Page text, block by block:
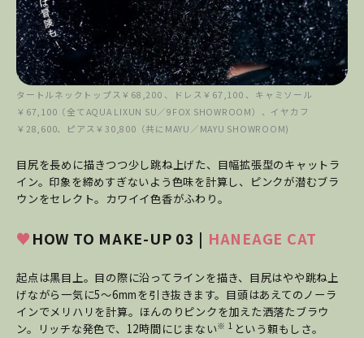
タートルネックトップス￥68,200 、ドレス￥67,100 、キャミソール
￥67,100（全てAQUA LIXUN SU／9FOX SHOWROOM）、イヤカフ
￥28,600、ピアス￥30,800（共にMAYU／MAYU SHOWROOM)
目尻を長めに描きつつ少し跳ね上げた、目幅拡張型のキャットラ
イン。印象を締めすぎないよう色味を計算し、ピンクが潜むブラ
ウンをセレクト。カワイイ色香がふわり。
♥HOW TO MAKE-UP 03 | HANEAGE CAT
起点は黒目上。目の際に沿ってラインを描き、目尻はやや跳ね上
げながら一気に5〜6mmを引き抜きます。目頭はあえてのノーラ
インでメリハリを計算。ほんのりピンクを加えた洒落たブラウ
ン。リッチな発色で、12時間にじまない※ 1 という頼もしさ。